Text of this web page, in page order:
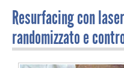
Resurfacing con
randomizzato e